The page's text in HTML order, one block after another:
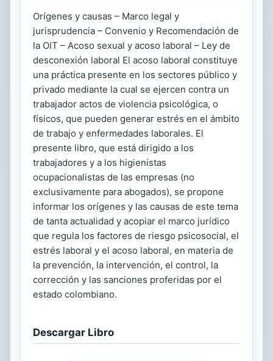
Orígenes y causas – Marco legal y
jurisprudencia – Convenio y Recomendación de
la OIT – Acoso sexual y acoso laboral – Ley de
desconexión laboral El acoso laboral constituye
una práctica presente en los sectores público y
privado mediante la cual se ejercen contra un
trabajador actos de violencia psicológica, o
físicos, que pueden generar estrés en el ámbito
de trabajo y enfermedades laborales. El
presente libro, que está dirigido a los
trabajadores y a los higienistas
ocupacionalistas de las empresas (no
exclusivamente para abogados), se propone
informar los orígenes y las causas de este tema
de tanta actualidad y acopiar el marco jurídico
que regula los factores de riesgo psicosocial, el
estrés laboral y el acoso laboral, en materia de
la prevención, la intervención, el control, la
corrección y las sanciones proferidas por el
estado colombiano.
Descargar Libro